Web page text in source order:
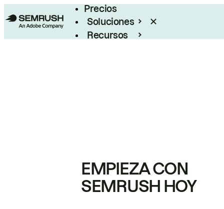
Precios
Soluciones
Recursos
EMPIEZA CON
SEMRUSH HOY